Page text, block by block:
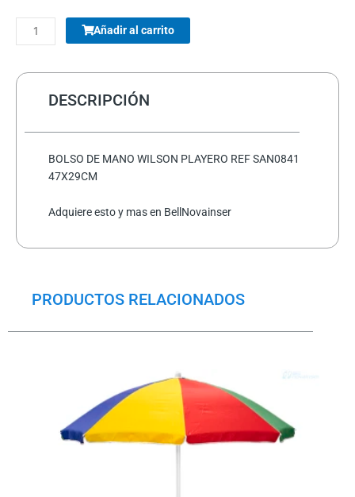
COMBO
TECLADO/MOUSE
178990
INALAMBRICO
Añadir al carrito
DESCRIPCIÓN
BOLSO DE MANO WILSON PLAYERO REF SAN0841
47X29CM
Adquiere esto y mas en BellNovainser
PRODUCTOS RELACIONADOS
original
era:
$44.0.
es:
$32.5.